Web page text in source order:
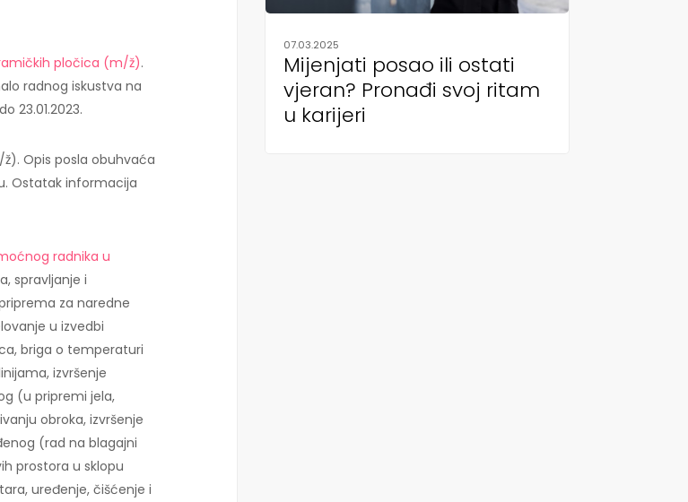
pločica (m/ž).
radnog iskustva na
23.01.2023.
Opis posla obuhvaća
Ostatak informacija
radnika u
spravljanje i
za naredne
u izvedbi
briga o temperaturi
izvršenje
(u pripremi jela,
obroka, izvršenje
(rad na blagajni
prostora u sklopu
uređenje, čišćenje i
07.03.2025
Mijenjati posao ili ostati
vjeran? Pronađi svoj ritam
u karijeri